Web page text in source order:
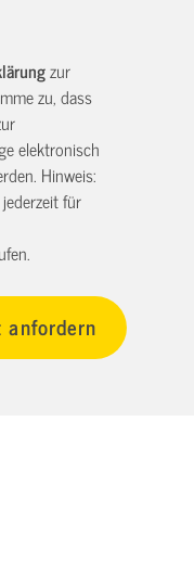
zur
zu, dass
elektronisch
Hinweis:
für